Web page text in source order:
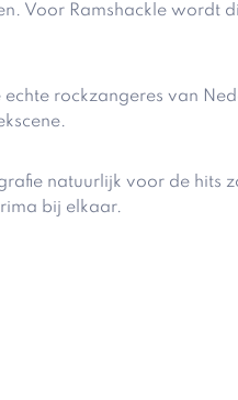
Voor Ramshackle wordt
rockzangeres van
natuurlijk voor de
bij elkaar.